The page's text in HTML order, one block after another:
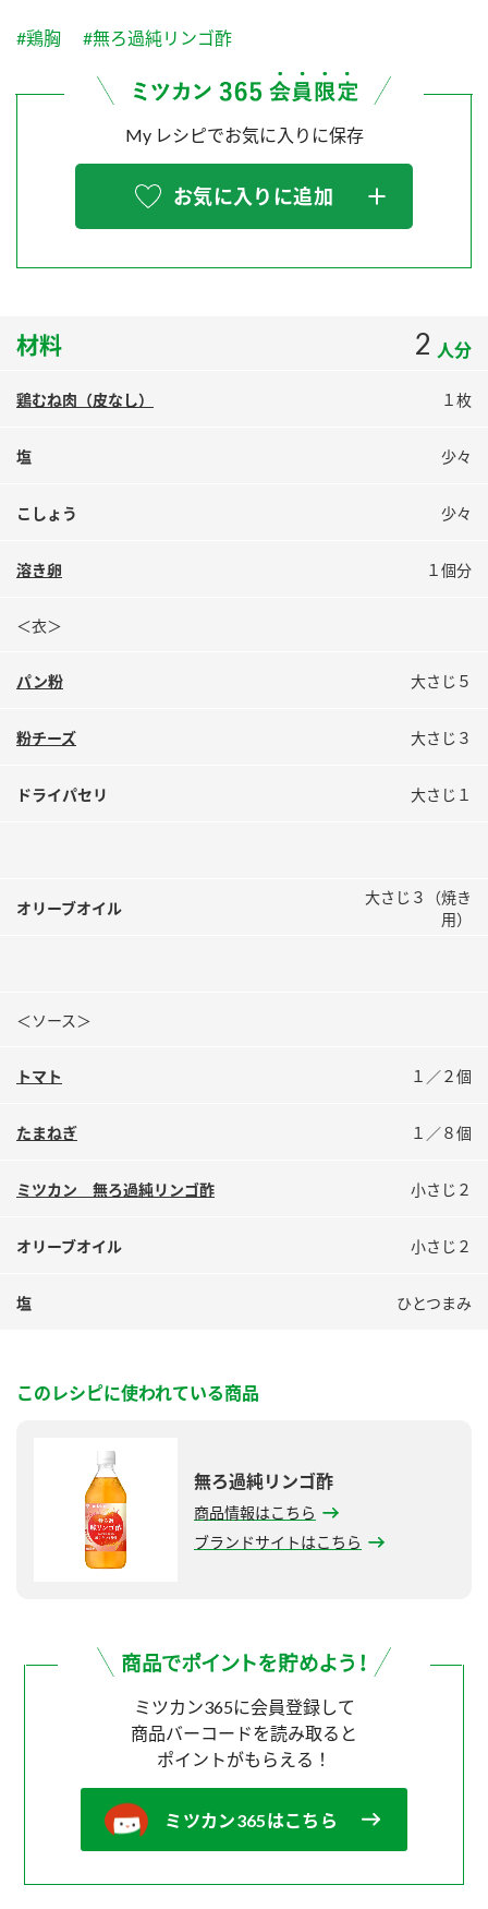
ふりかけ おすしの素
炊き込みご飯の素 米飯用調味液
つゆ
納豆のサイト
スペシャルサイト
すしラボ
人気商品 ＋ おすすめレシピ
水の文化センター（アーカイブ）
ZENB initiative
MIM（ミツカンミュージアム）
おいしさと健康への取り組み
お客様相談センター
お客様の声をいかしました
販売終了製品のご案内
よくあるご質問
業務用サイト 製造所固有記号一覧
#鶏胸 #無ろ過純リンゴ酢
My レシピでお気に入りに保存
お気に入りに追加
材料 2 人分
鶏むね肉（皮なし） １枚
塩 少々
こしょう 少々
溶き卵 １個分
＜衣＞
パン粉 大さじ５
粉チーズ 大さじ３
ドライパセリ 大さじ１
オリーブオイル
大さじ３（焼き
用）
＜ソース＞
トマト １／２個
たまねぎ １／８個
ミツカン 無ろ過純リンゴ酢 小さじ２
オリーブオイル 小さじ２
塩 ひとつまみ
このレシピに使われている商品
無ろ過純リンゴ酢
商品情報はこちら
ブランドサイトはこちら
ミツカン365に会員登録して
商品バーコードを読み取ると
ポイントがもらえる！
ミツカン365はこちら